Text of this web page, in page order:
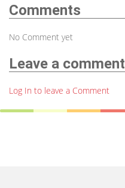
Comments
No Comment yet
Leave a comment
Log In to leave a Comment